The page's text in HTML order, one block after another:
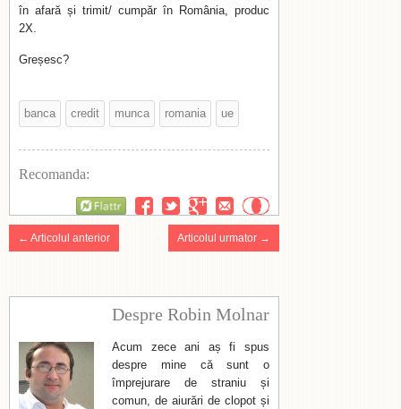
în afară și trimit/ cumpăr în România, produc
2X.
Greșesc?
banca credit munca romania ue
Recomanda:
← Articolul anterior Articolul urmator →
Despre Robin Molnar
Acum zece ani aș fi spus
despre mine că sunt o
împrejurare de straniu și
comun, de aiurări de clopot și